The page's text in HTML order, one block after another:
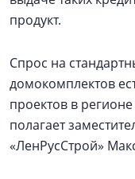
продукт.
Спрос на
домокомплектов
проектов в
полагает
«ЛенРусСтрой»